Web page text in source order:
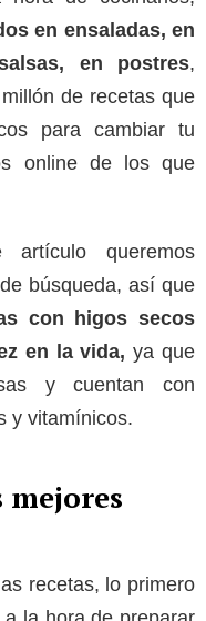
en ensaladas, en
en postres,
de recetas que
para cambiar tu
online de los que
queremos
búsqueda, así que
con higos secos
en la vida, ya que
y cuentan con
y vitamínicos.
mejores
recetas, lo primero